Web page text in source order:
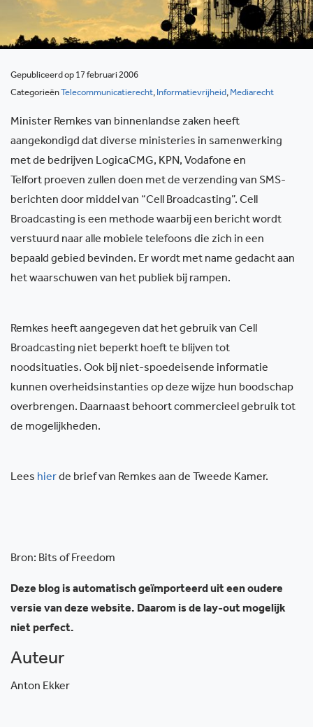
Gepubliceerd op 17 februari 2006
Categorieën Telecommunicatierecht, Informatievrijheid, Mediarecht
Minister Remkes van binnenlandse zaken heeft
aangekondigd dat diverse ministeries in samenwerking
met de bedrijven LogicaCMG, KPN, Vodafone en
Telfort proeven zullen doen met de verzending van SMS-
berichten door middel van “Cell Broadcasting”. Cell
Broadcasting is een methode waarbij een bericht wordt
verstuurd naar alle mobiele telefoons die zich in een
bepaald gebied bevinden. Er wordt met name gedacht aan
het waarschuwen van het publiek bij rampen.
Remkes heeft aangegeven dat het gebruik van Cell
Broadcasting niet beperkt hoeft te blijven tot
noodsituaties. Ook bij niet-spoedeisende informatie
kunnen overheidsinstanties op deze wijze hun boodschap
overbrengen. Daarnaast behoort commercieel gebruik tot
de mogelijkheden.
Lees hierde brief van Remkes aan de Tweede Kamer.
Bron: Bits of Freedom
Deze blog is automatisch geïmporteerd uit een oudere
versie van deze website. Daarom is de lay-out mogelijk
niet perfect.
Auteur
Anton Ekker